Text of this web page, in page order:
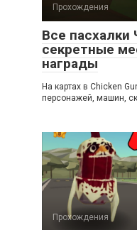
Прохождения
Все пасхалки
секретные
награды
На картах в Chicken
персонажей, машин,
Прохождения